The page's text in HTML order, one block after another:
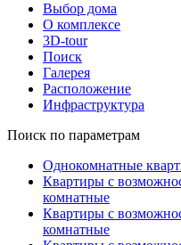
Выбор дома
О комплексе
3D-tour
Поиск
Галерея
Расположение
Инфраструктура
Поиск по параметрам
Однокомнатные
Квартиры с
комнатные
Квартиры с
комнатные